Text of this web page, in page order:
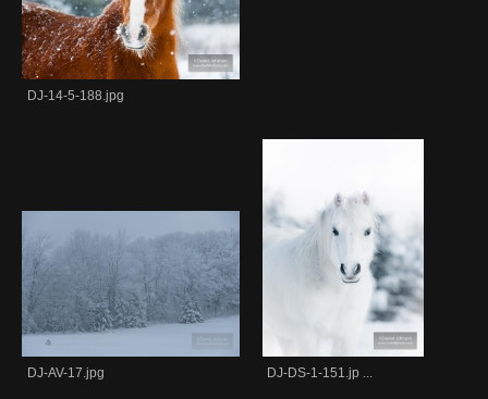
DJ-14-5-188.jpg
DJ-AV-17.jpg DJ-DS-1-151.jp ...